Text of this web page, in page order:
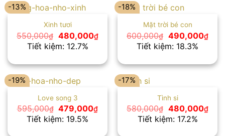
-13%
Xinh tươi
550,000₫ Giá
gốc
là:
480,000₫Giá
hiện
là:
480,000₫.
Tiết kiệm: 12.7%
-18%
Mặt trời bé con
600,000₫ Giá
gốc
là:
490,000₫Giá
hiện
là:
Tiết kiệm: 18.3%
-19%
Love song 3
595,000₫ Giá
gốc
là:
479,000₫Giá
là:
Tiết kiệm: 19.5%
-17%
Tình si
580,000₫ Giá
gốc
là:
480,000₫Giá
hiện
là:
Tiết kiệm: 17.2%